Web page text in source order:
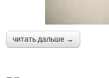
читать дальше →